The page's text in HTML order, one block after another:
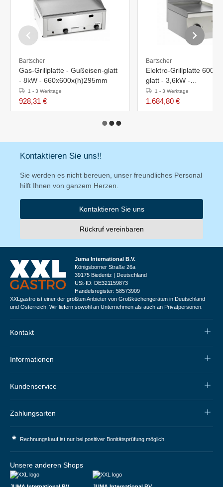
Bartscher
Gas-Grillplatte - Gußeisen-glatt
- 8kW - 660x600x(h)295mm
1 - 3 Werktage
928,31 €
Bartscher
Elektro-Grillplatte 600
glatt - 3,6kW -
400x600x(h)290mm
1 - 3 Werktage
1.684,80 €
Kontaktieren Sie uns!!
Sie werden es nicht bereuen, unser freundliches Personal
hilft Ihnen von ganzem Herzen.
Kontaktieren Sie uns
Rückruf vereinbaren
Juma International B.V.
Königsborner Straße 26a
39175 Biederitz | Deutschland
USt-ID: DE321159873
Handelsregister: 58573909
XXLgastro ist einer der größten Anbieter von Großküchengeräten in Deutschland
und Österreich. Wir liefern sowohl an Unternehmen als auch an Privatpersonen.
Kontakt
Informationen
Kundenservice
Zahlungsarten
* Rechnungskauf ist nur bei positiver Bonitätsprüfung möglich.
Unsere anderen Shops